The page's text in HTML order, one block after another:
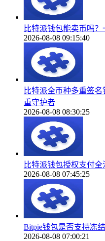
比特派钱包能卖币吗
2026-08-08 09:15:40
比特派全币种多重签
重守护者
2026-08-08 08:30:25
比特派钱包授权支付
2026-08-08 07:45:25
Bitpie钱包是否支持冻
2026-08-08 07:00:21